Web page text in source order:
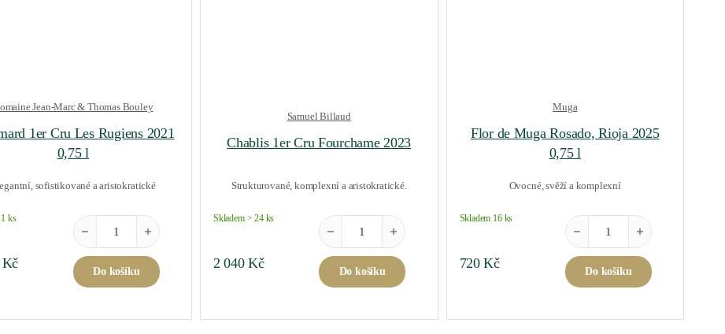
l množství
Jean-Marc & Thomas Bouley
1er Cru Les Rugiens 2021
0,75 l
sofistikované a aristokratické
ks
Kč
Pommard 1er Cru Les Rugiens 2021 0,75 l množství
Do košíku
Samuel Billaud
Chablis 1er Cru Fourchame 2023
Strukturované, komplexní a aristokratické.
Skladem > 24 ks
2 040Kč
Chablis 1er Cru Fourchame 2023 množství
Do košíku
Muga
Flor de Muga Rosado, Rioja 2025
0,75 l
Ovocné, svěží a komplexní
Skladem 16 ks
720Kč
Flor de Muga Rosado, Rioja
Do košíku